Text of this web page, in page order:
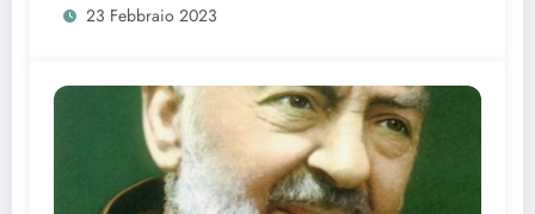
23 Febbraio 2023